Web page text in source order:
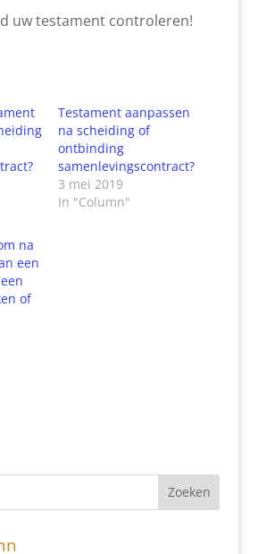
uw testament controleren!
Testament aanpassen
na scheiding of
ontbinding
samenlevingscontract?
3 mei 2019
In "Column"
na
een
of